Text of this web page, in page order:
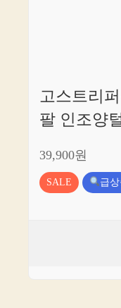
고스트리
팔 인조양
39,900원
SALE 급